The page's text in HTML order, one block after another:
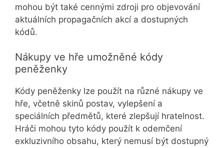
mohou být také cennými zdroji pro objevování
aktuálních propagačních akcí a dostupných
kódů.
Nákupy ve hře umožněné kódy
peněženky
Kódy peněženky lze použít na různé nákupy ve
hře, včetně skinů postav, vylepšení a
speciálních předmětů, které zlepšují hratelnost.
Hráči mohou tyto kódy použít k odemčení
exkluzivního obsahu, který nemusí být dostupný